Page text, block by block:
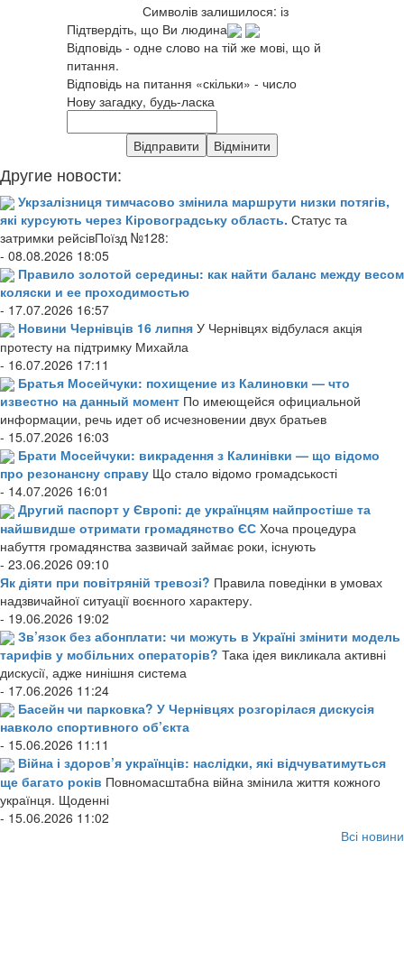
Символів залишилося: із
Підтвердіть, що Ви людина
Відповідь - одне слово на тій же мові, що й
питання.
Відповідь на питання «скільки» - число
Нову загадку, будь-ласка
Другие новости:
Укрзалізниця тимчасово змінила маршрути низки потягів,
які курсують через Кіровоградську область. Статус та
затримки рейсівПоїзд №128:
- 08.08.2026 18:05
Правило золотой середины: как найти баланс между весом
коляски и ее проходимостью
- 17.07.2026 16:57
Новини Чернівців 16 липня У Чернівцях відбулася акція
протесту на підтримку Михайла
- 16.07.2026 17:11
Братья Мосейчуки: похищение из Калиновки — что
известно на данный момент По имеющейся официальной
информации, речь идет об исчезновении двух братьев
- 15.07.2026 16:03
Брати Мосейчуки: викрадення з Калинівки — що відомо
про резонансну справу Що стало відомо громадськості
- 14.07.2026 16:01
Другий паспорт у Європі: де українцям найпростіше та
найшвидше отримати громадянство ЄС Хоча процедура
набуття громадянства зазвичай займає роки, існують
- 23.06.2026 09:10
Як діяти при повітряній тревозі? Правила поведінки в умовах
надзвичайної ситуації воєнного характеру.
- 19.06.2026 19:02
Зв’язок без абонплати: чи можуть в Україні змінити модель
тарифів у мобільних операторів? Така ідея викликала активні
дискусії, адже нинішня система
- 17.06.2026 11:24
Басейн чи парковка? У Чернівцях розгорілася дискусія
навколо спортивного об’єкта
- 15.06.2026 11:11
Війна і здоров’я українців: наслідки, які відчуватимуться
ще багато років Повномасштабна війна змінила життя кожного
українця. Щоденні
- 15.06.2026 11:02
Всі новини